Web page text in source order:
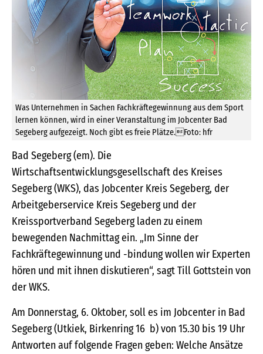
Was Unternehmen in Sachen Fachkräftegewinnung aus dem Sport
lernen können, wird in einer Veranstaltung im Jobcenter Bad
Segeberg aufgezeigt. Noch gibt es freie Plätze.Foto: hfr
Bad Segeberg (em). Die
Wirtschaftsentwicklungsgesellschaft des Kreises
Segeberg (WKS), das Jobcenter Kreis Segeberg, der
Arbeitgeberservice Kreis Segeberg und der
Kreissportverband Segeberg laden zu einem
bewegenden Nachmittag ein. „Im Sinne der
Fachkräftegewinnung und -bindung wollen wir Experten
hören und mit ihnen diskutieren“, sagt Till Gottstein von
der WKS.
Am Donnerstag, 6. Oktober, soll es im Jobcenter in Bad
Segeberg (Utkiek, Birkenring 16 b) von 15.30 bis 19 Uhr
Antworten auf folgende Fragen geben: Welche Ansätze